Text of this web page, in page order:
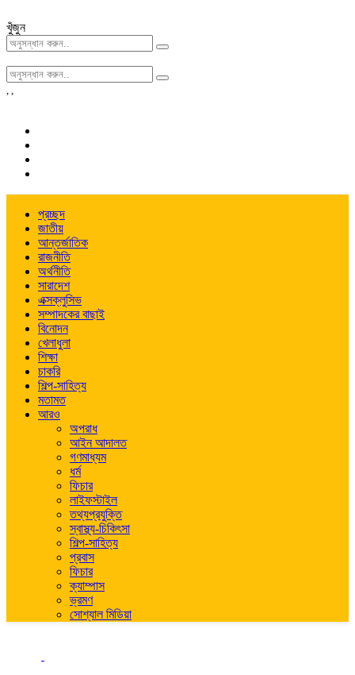
খুঁজুন
, ,
প্রচ্ছদ
জাতীয়
আন্তর্জাতিক
রাজনীতি
অর্থনীতি
সারাদেশ
এক্সক্লুসিভ
সম্পাদকের বাছাই
বিনোদন
খেলাধুলা
শিক্ষা
চাকরি
শিল্প-সাহিত্য
মতামত
আরও
অপরাধ
আইন আদালত
গণমাধ্যম
ধর্ম
ফিচার
লাইফস্টাইল
তথ্যপ্রযুক্তি
স্বাস্থ্য-চিকিৎসা
শিল্প-সাহিত্য
প্রবাস
ফিচার
ক্যাম্পাস
ভ্রমণ
সোশ্যাল মিডিয়া